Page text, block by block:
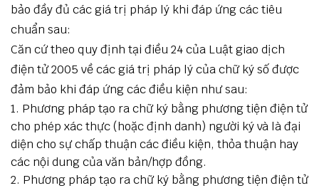
bảo đầy đủ các giá trị pháp lý khi đáp ứng các tiêu
chuẩn sau:
Căn cứ theo quy định tại điều 24 của Luật giao dịch
điện tử 2005 về các giá trị pháp lý của chữ ký số được
đảm bảo khi đáp ứng các điều kiện như sau:
Phương pháp tạo ra chữ ký bằng phương tiện điện tử
cho phép xác thực (hoặc định danh) người ký và là đại
diện cho sự chấp thuận các điều kiện, thỏa thuận hay
các nội dung của văn bản/hợp đồng.
Phương pháp tạo ra chữ ký bằng phương tiện điện tử